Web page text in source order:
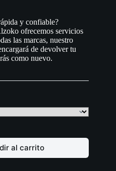
y confiable?
ofrecemos servicios
las marcas, nuestro
de devolver tu
como nuevo.
al carrito